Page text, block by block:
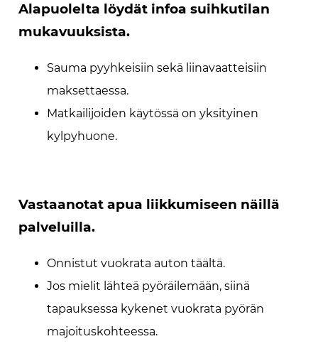
Alapuolelta löydät infoa suihkutilan
mukavuuksista.
Sauma pyyhkeisiin sekä liinavaatteisiin
maksettaessa.
Matkailijoiden käytössä on yksityinen
kylpyhuone.
Vastaanotat apua liikkumiseen näillä
palveluilla.
Onnistut vuokrata auton täältä.
Jos mielit lähteä pyöräilemään, siinä
tapauksessa kykenet vuokrata pyörän
majoituskohteessa.